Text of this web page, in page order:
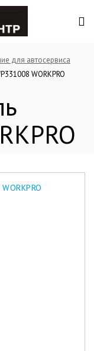
для автосервиса
WORKPRO